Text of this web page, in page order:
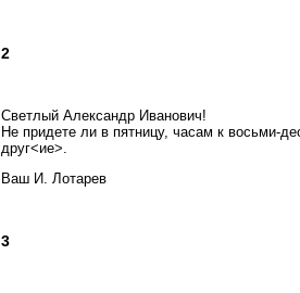
2
Светлый Александр Иванович!
Не придете ли в пятницу, часам к восьми-
друг<ие>.
Ваш И. Лотарев
3